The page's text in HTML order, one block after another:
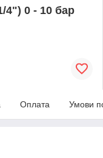
4") 0 - 10 бар
Оплата Умови